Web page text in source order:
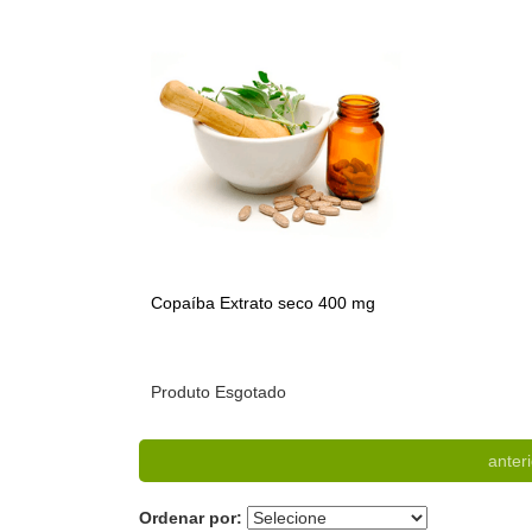
Copaíba Extrato seco 400 mg
Produto Esgotado
Ordenar por: